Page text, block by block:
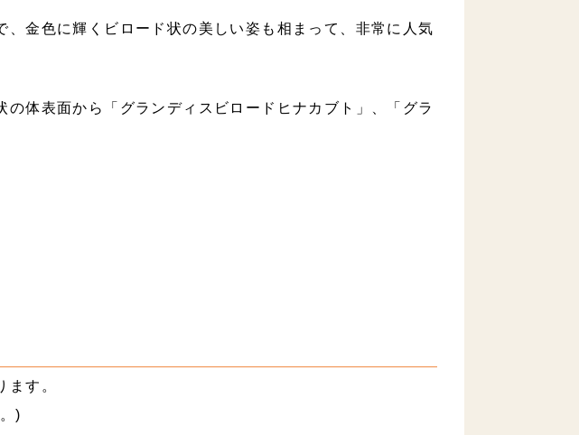
、金色に輝くビロード状の美しい姿も相まって、非常に人気
体表面から「グランディスビロードヒナカブト」、「グラ
す。
)